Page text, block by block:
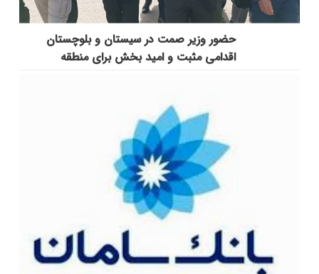
حضور وزیر صمت در سیستان و بلوچستان
اقدامی مثبت و امید بخش برای منطقه